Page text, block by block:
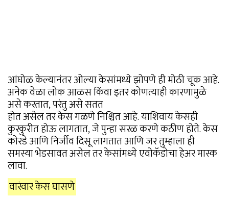
आंघोळ केल्यानंतर ओल्या केसांमध्ये झोपणे ही मोठी चूक आहे.
अनेक वेळा लोक आळस किंवा इतर कोणत्याही कारणामुळे
असे करतात, परंतु असे सतत
होत असेल तर केस गळणे निश्चित आहे. याशिवाय केसही
कुरकुरीत होऊ लागतात, जे पुन्हा सरळ करणे कठीण होते. केस
कोरडे आणि निर्जीव दिसू लागतात आणि जर तुम्हाला ही
समस्या भेडसावत असेल तर केसांमध्ये एवोकॅडोचा हेअर मास्क
लावा.
वारंवार केस घासणे